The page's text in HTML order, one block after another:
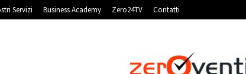
Servizi Business Academy Zero24TV Contatti